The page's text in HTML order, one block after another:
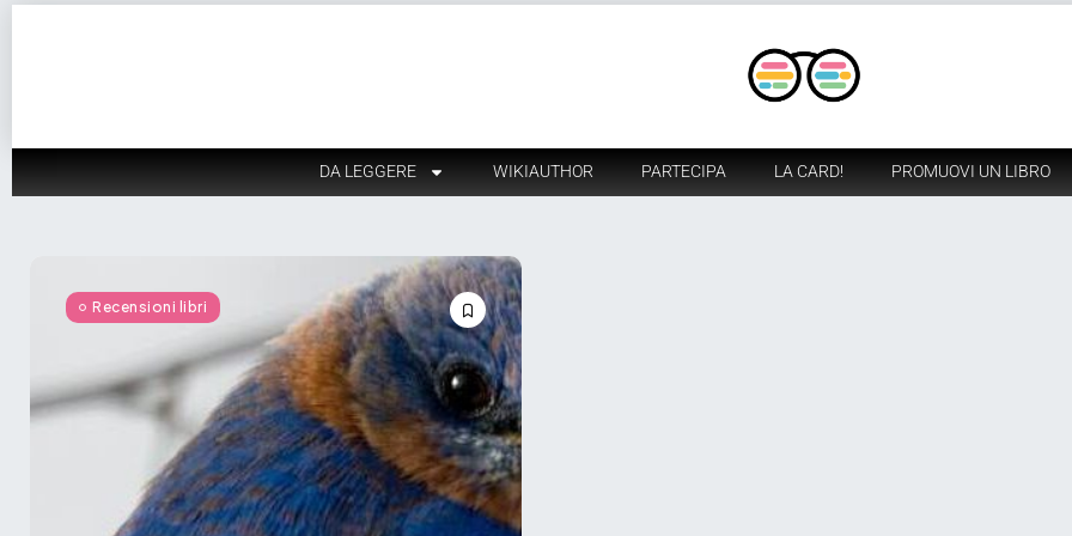
DA LEGGERE WIKIAUTHOR PARTECIPA LA CARD! PROMUOVI UN LIBRO
Recensioni libri